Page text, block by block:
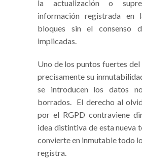
la actualización o
información registrada en
bloques sin el consenso
implicadas.
Uno de los puntos fuertes
precisamente su
se introducen los datos
borrados. El derecho al
por el RGPD contraviene
idea distintiva de esta nueva
convierte en inmutable todo
registra.